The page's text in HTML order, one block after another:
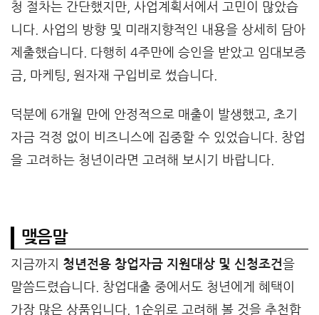
청 절차는 간단했지만, 사업계획서에서 고민이 많았습
니다. 사업의 방향 및 미래지향적인 내용을 상세히 담아
제출했습니다. 다행히 4주만에 승인을 받았고 임대보증
금, 마케팅, 원자재 구입비로 썼습니다.
덕분에 6개월 만에 안정적으로 매출이 발생했고, 초기
자금 걱정 없이 비즈니스에 집중할 수 있었습니다. 창업
을 고려하는 청년이라면 고려해 보시기 바랍니다.
맺음말
지금까지 청년전용 창업자금 지원대상 및 신청조건을
말씀드렸습니다. 창업대출 중에서도 청년에게 혜택이
가장 많은 상품입니다. 1순위로 고려해 볼 것을 추천합